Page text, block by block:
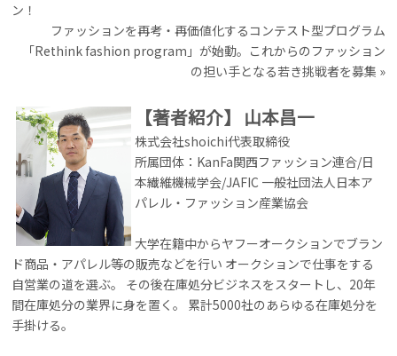
ン！
ファッションを再考・再価値化するコンテスト型プログラム
「Rethink fashion program」が始動。これからのファッション
の担い手となる若き挑戦者を募集 »
【著者紹介】 山本昌一
株式会社shoichi代表取締役
所属団体：KanFa関西ファッション連合/日
本繊維機械学会/JAFIC 一般社団法人日本ア
パレル・ファッション産業協会
大学在籍中からヤフーオークションでブラン
ド商品・アパレル等の販売などを行い オークションで仕事をする
自営業の道を選ぶ。 その後在庫処分ビジネスをスタートし、20年
間在庫処分の業界に身を置く。 累計5000社のあらゆる在庫処分を
手掛ける。